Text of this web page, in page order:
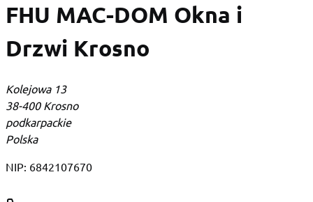
FHU MAC-DOM Okna i
Drzwi Krosno
Kolejowa 13
38-400 Krosno
podkarpackie
Polska
NIP: 6842107670